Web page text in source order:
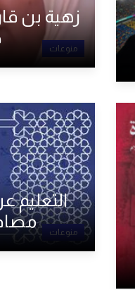
منوعات
زهية بن
منوعات
التعليم